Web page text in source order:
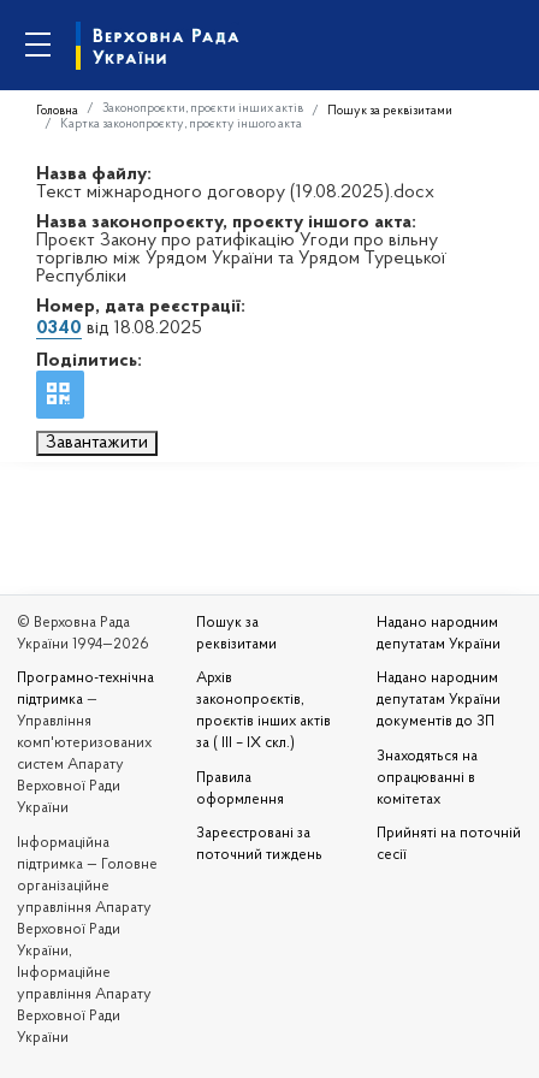
Головна Законопроєкти, проєкти інших актів
Пошук за реквізитами
Картка законопроєкту, проєкту іншого акта
Назва файлу:
Текст міжнародного договору (19.08.2025).docx
Назва законопроєкту, проєкту іншого акта:
Проєкт Закону про ратифікацію Угоди про вільну
торгівлю між Урядом України та Урядом Турецької
Республіки
Номер, дата реєстрації:
0340 від 18.08.2025
Поділитись:
Завантажити
© Верховна Рада
України 1994—2026
Програмно-технічна
підтримка —
Управління
комп'ютеризованих
систем Апарату
Верховної Ради
України
Iнформаційна
підтримка — Головне
організаційне
управління Апарату
Верховної Ради
України,
Інформаційне
управління Апарату
Верховної Ради
України
Пошук за
реквізитами
Архів
законопроєктів,
проєктів інших актів
за ( III – IX скл.)
Правила
оформлення
Зареєстровані за
поточний тиждень
Надано народним
депутатам України
Надано народним
депутатам України
документів до ЗП
Знаходяться на
опрацюванні в
комітетах
Прийняті на поточній
сесії